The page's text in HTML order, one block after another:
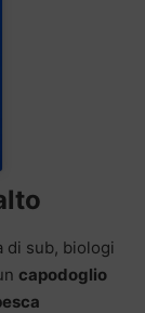
di sub, biologi
capodoglio